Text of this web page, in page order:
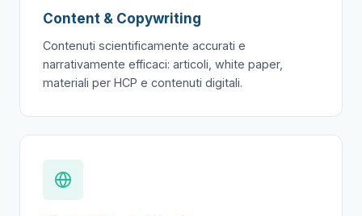
Content & Copywriting
Contenuti scientificamente accurati e
narrativamente efficaci: articoli, white paper,
materiali per HCP e contenuti digitali.